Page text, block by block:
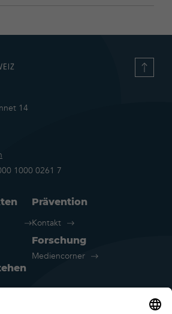
14
1000 0261 7
Prävention
Kontakt
Forschung
Mediencorner